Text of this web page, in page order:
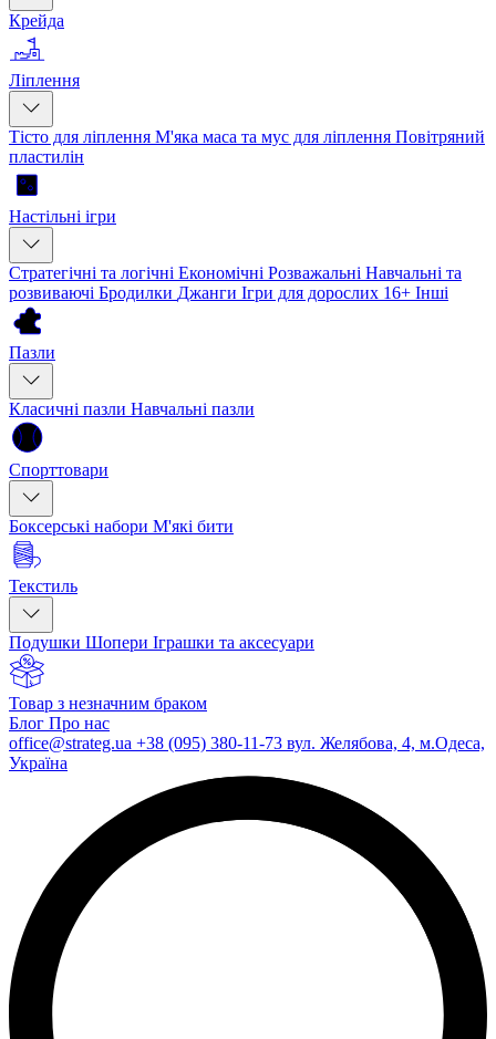
Крейда
Ліплення
Тісто для ліплення М'яка маса та мус для ліплення Повітряний
пластилін
Настільні ігри
Стратегічні та логічні Економічні Розважальні Навчальні та
розвиваючі Бродилки Джанги Ігри для дорослих 16+ Інші
Пазли
Класичні пазли Навчальні пазли
Спорттовари
Боксерські набори М'які бити
Текстиль
Подушки Шопери Іграшки та аксесуари
Товар з незначним браком
Блог Про нас
office@strateg.ua +38 (095) 380-11-73 вул. Желябова, 4, м.Одеса,
Україна